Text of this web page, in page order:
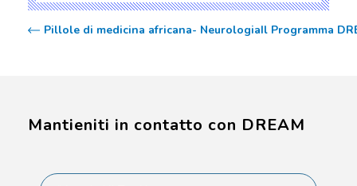
Pillole di medicina africana- NeurologiaIl Programma
Mantieniti in contatto con DREAM